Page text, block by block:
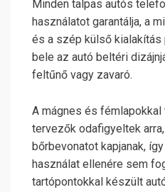
Minden talpas autós
használatot garantálja, a
és a szép külső kialakítás
bele az autó beltéri
feltűnő vagy zavaró.
A mágnes és
tervezők odafigyeltek
bőrbevonatot kapjanak,
használat ellenére sem
tartópontokkal készült